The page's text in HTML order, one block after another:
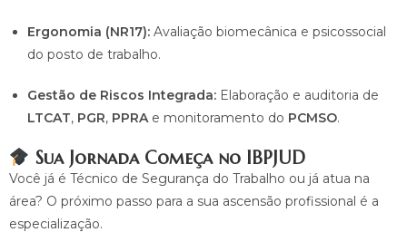
Ergonomia (NR17): Avaliação biomecânica e psicossocial
do posto de trabalho.
Gestão de Riscos Integrada: Elaboração e auditoria de
LTCAT, PGR, PPRA e monitoramento do PCMSO.
Sua Jornada Começa no IBPJUD
Você já é Técnico de Segurança do Trabalho ou já atua na
área? O próximo passo para a sua ascensão profissional é a
especialização.